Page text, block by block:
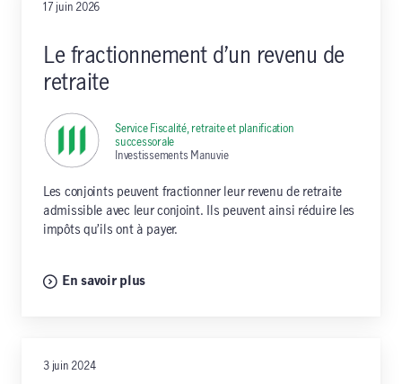
17 juin 2026
Le fractionnement d’un revenu de
retraite
Service Fiscalité, retraite et planification
successorale
Investissements Manuvie
Les conjoints peuvent fractionner leur revenu de retraite
admissible avec leur conjoint. Ils peuvent ainsi réduire les
impôts qu’ils ont à payer.
En savoir plus
3 juin 2024